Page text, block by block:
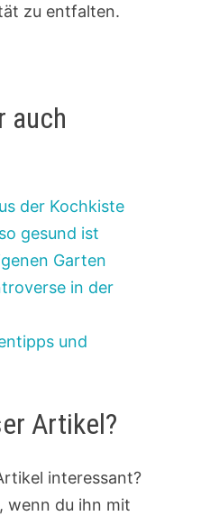
zu entfalten.
auch
der Kochkiste
gesund ist
Garten
in der
und
Artikel?
interessant?
wenn du ihn mit